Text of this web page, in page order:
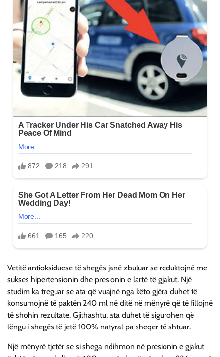
Vetitë antioksiduese të shegës janë zbuluar se reduktojnë me
sukses hipertensionin dhe presionin e lartë të gjakut. Një
studim ka treguar se ata që vuajnë nga këto gjëra duhet të
konsumojnë të paktën 240 ml në ditë në mënyrë që të fillojnë
të shohin rezultate. Gjithashtu, ata duhet të sigurohen që
lëngu i shegës të jetë 100% natyral pa sheqer të shtuar.
Një mënyrë tjetër se si shega ndihmon në presionin e gjakut